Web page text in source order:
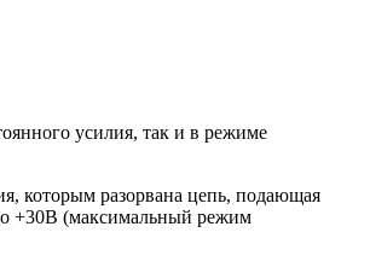
усилия, так и в режиме
которым разорвана цепь, подающая
+30В (максимальный режим